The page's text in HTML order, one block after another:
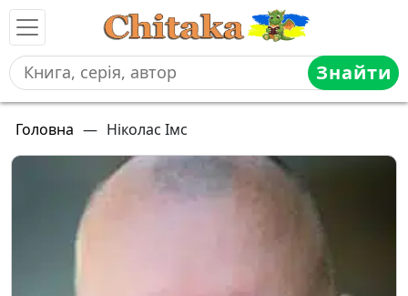
Знайти
Головна — Ніколас Імс